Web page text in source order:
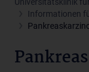
Informationen